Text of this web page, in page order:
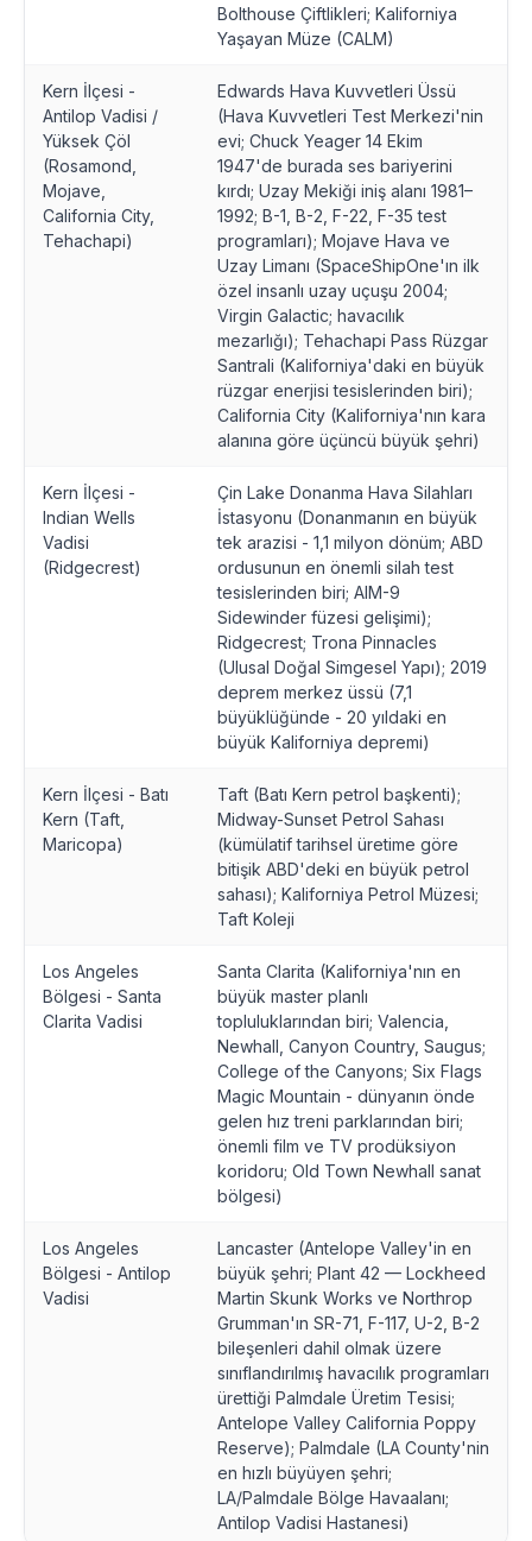
Bolthouse Çiftlikleri; Kaliforniya
Yaşayan Müze (CALM)
Kern İlçesi -
Antilop Vadisi /
Yüksek Çöl
(Rosamond,
Mojave,
California City,
Tehachapi)
Edwards Hava Kuvvetleri Üssü
(Hava Kuvvetleri Test Merkezi'nin
evi; Chuck Yeager 14 Ekim
1947'de burada ses bariyerini
kırdı; Uzay Mekiği iniş alanı 1981–
1992; B-1, B-2, F-22, F-35 test
programları); Mojave Hava ve
Uzay Limanı (SpaceShipOne'ın ilk
özel insanlı uzay uçuşu 2004;
Virgin Galactic; havacılık
mezarlığı); Tehachapi Pass Rüzgar
Santrali (Kaliforniya'daki en büyük
rüzgar enerjisi tesislerinden biri);
California City (Kaliforniya'nın kara
alanına göre üçüncü büyük şehri)
Kern İlçesi -
Indian Wells
Vadisi
(Ridgecrest)
Çin Lake Donanma Hava Silahları
İstasyonu (Donanmanın en büyük
tek arazisi - 1,1 milyon dönüm; ABD
ordusunun en önemli silah test
tesislerinden biri; AIM-9
Sidewinder füzesi gelişimi);
Ridgecrest; Trona Pinnacles
(Ulusal Doğal Simgesel Yapı); 2019
deprem merkez üssü (7,1
büyüklüğünde - 20 yıldaki en
büyük Kaliforniya depremi)
Kern İlçesi - Batı
Kern (Taft,
Maricopa)
Taft (Batı Kern petrol başkenti);
Midway-Sunset Petrol Sahası
(kümülatif tarihsel üretime göre
bitişik ABD'deki en büyük petrol
sahası); Kaliforniya Petrol Müzesi;
Taft Koleji
Los Angeles
Bölgesi - Santa
Clarita Vadisi
Santa Clarita (Kaliforniya'nın en
büyük master planlı
topluluklarından biri; Valencia,
Newhall, Canyon Country, Saugus;
College of the Canyons; Six Flags
Magic Mountain - dünyanın önde
gelen hız treni parklarından biri;
önemli film ve TV prodüksiyon
koridoru; Old Town Newhall sanat
bölgesi)
Los Angeles
Bölgesi - Antilop
Vadisi
Lancaster (Antelope Valley'in en
büyük şehri; Plant 42 — Lockheed
Martin Skunk Works ve Northrop
Grumman'ın SR-71, F-117, U-2, B-2
bileşenleri dahil olmak üzere
sınıflandırılmış havacılık programları
ürettiği Palmdale Üretim Tesisi;
Antelope Valley California Poppy
Reserve); Palmdale (LA County'nin
en hızlı büyüyen şehri;
LA/Palmdale Bölge Havaalanı;
Antilop Vadisi Hastanesi)